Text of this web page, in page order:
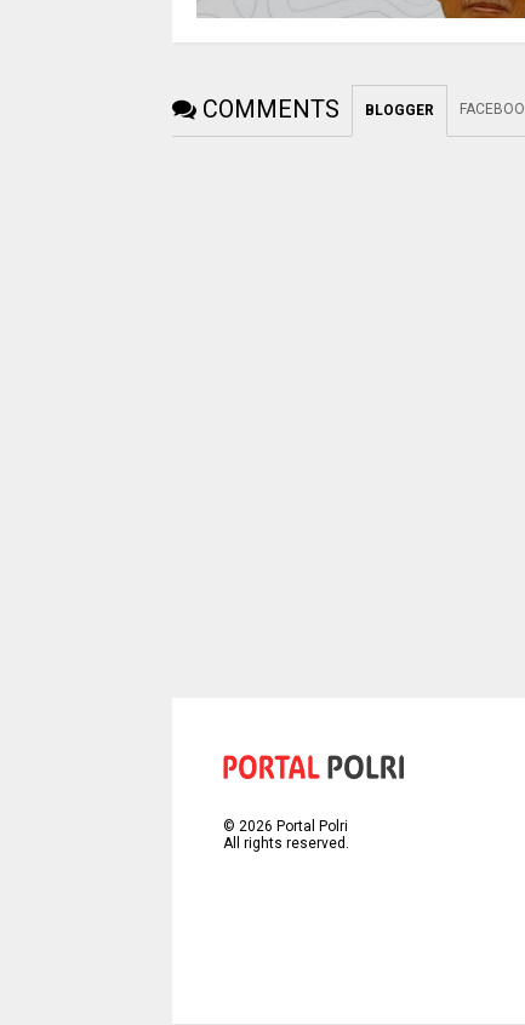
COMMENTS BLOGGER
©2026 Portal Polri
All rights reserved.